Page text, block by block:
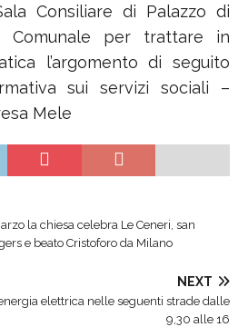
Consiliare di Palazzo di
Comunale per trattare in
l’argomento di seguito
sui servizi sociali –
Mele
la chiesa celebra Le Ceneri, san
e beato Cristoforo da Milano
NEXT
elettrica nelle seguenti strade dalle
9,30 alle 16